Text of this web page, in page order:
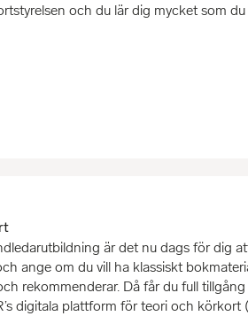
och du lär dig mycket som
är det nu dags för dig
ange om du vill ha klassiskt
rekommenderar. Då får du full
digitala plattform för teori och körkort